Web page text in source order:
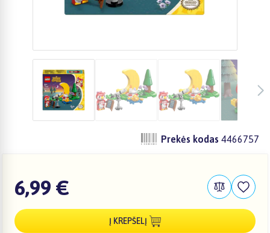
Prekės kodas 4466757
6,99 €
Į KREPŠELĮ